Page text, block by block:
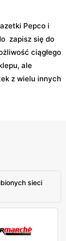
Pepco i
zapisz się do
ciągłego
ale
z wielu innych
sieci